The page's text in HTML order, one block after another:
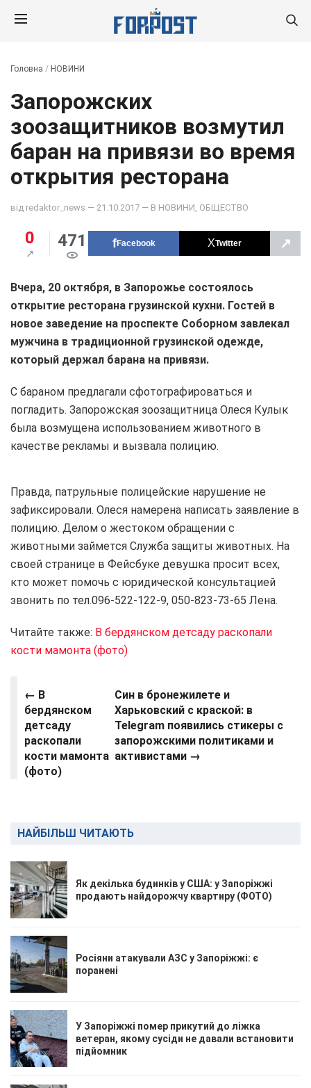
Головна / НОВИНИ
Запорожских
зоозащитников возмутил
баран на привязи во время
открытия ресторана
від redaktor_news — 21.10.2017 — В НОВИНИ ОБЩЕСТВО
0 471 Facebook Twitter ↗
Вчера, 20 октября, в Запорожье состоялось
открытие ресторана грузинской кухни. Гостей в
новое заведение на проспекте Соборном завлекал
мужчина в традиционной грузинской одежде,
который держал барана на привязи.
С бараном предлагали сфотографироваться и
погладить. Запорожская зоозащитница Олеся Кулык
была возмущена использованием животного в
качестве рекламы и вызвала полицию.
Правда, патрульные полицейские нарушение не
зафиксировали. Олеся намерена написать заявление в
полицию. Делом о жестоком обращении с
животными займется Служба защиты животных. На
своей странице в Фейсбуке девушка просит всех,
кто может помочь с юридической консультацией
звонить по тел.096-522-122-9, 050-823-73-65 Лена.
Читайте также: В бердянском детсаду раскопали
кости мамонта (фото)
← В
бердянском
детсаду
раскопали
кости мамонта
(фото)
Син в бронежилете и
Харьковский с краской: в
Telegram появились стикеры с
запорожскими политиками и
активистами →
НАЙБІЛЬШ ЧИТАЮТЬ
Як декілька будинків у США: у Запоріжжі
продають найдорожчу квартиру (ФОТО)
Росіяни атакували АЗС у Запоріжжі: є
поранені
У Запоріжжі помер прикутий до ліжка
ветеран, якому сусіди не давали встановити
підйомник